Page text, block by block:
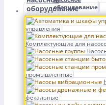
оборудование
управления
Комплектующие для
промышленные
фекальные